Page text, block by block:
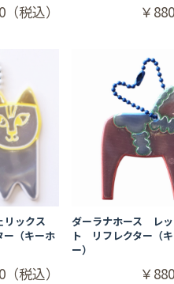
税込） ￥
リックス
（キーホ
税込）
ダーラナホース レッ
ト リフレクター（
ー）
￥